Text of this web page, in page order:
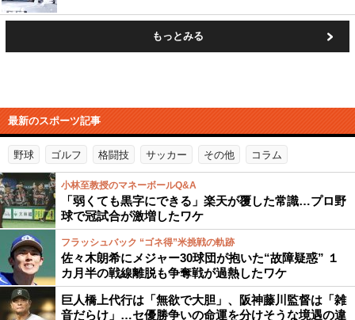
もっとみる
最新のスポーツ記事
野球 ゴルフ 格闘技 サッカー その他 コラム
小林至教授のマネーボールQ&A
「弱くても黒字にできる」楽天が覆した常識…プロ野
球で冠試合が激増したワケ
フラッシュバック “ゴネ得”米挑戦の軌跡
佐々木朗希にメジャー30球団が抱いた“故障疑惑” １
カ月半の戦線離脱も争奪戦が過熱したワケ
巨人橋上代行は「無欲で大胆」、阪神藤川監督は「雑
音だらけ」…セ優勝争いの命運を分けそうな境遇の違